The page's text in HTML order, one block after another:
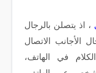
، اذ يتصلن بالرجال
الأجانب الاتصال
في الهاتف،